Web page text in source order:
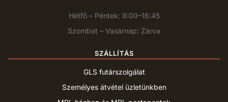
Hétfő – Péntek: 9:00–16:45
Szombat – Vasárnap: Zárva
SZÁLLÍTÁS
GLS futárszolgálat
Személyes átvétel üzletünkben